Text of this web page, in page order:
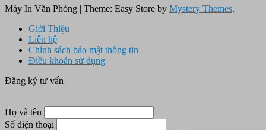
Máy In Văn Phòng | Theme: Easy Store by Mystery Themes.
Giới Thiệu
Liên hệ
Chính sách bảo mật thông tin
Điều khoản sử dụng
Đăng ký tư vấn
Họ và tên
Số điện thoại